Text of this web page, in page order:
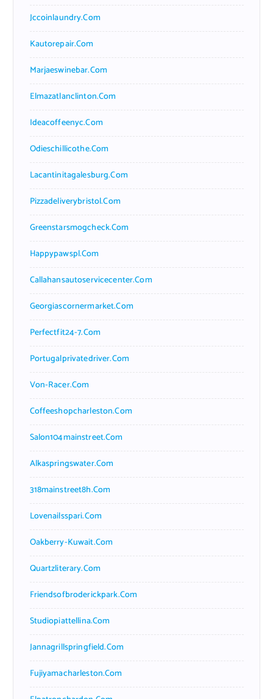
Jccoinlaundry.com
Kautorepair.com
Marjaeswinebar.com
Elmazatlanclinton.com
Ideacoffeenyc.com
Odieschillicothe.com
Lacantinitagalesburg.com
Pizzadeliverybristol.com
Greenstarsmogcheck.com
Happypawspl.com
Callahansautoservicecenter.com
Georgiascornermarket.com
Perfectfit24-7.com
Portugalprivatedriver.com
Von-Racer.com
Coffeeshopcharleston.com
Salon104mainstreet.com
Alkaspringswater.com
318mainstreet8h.com
Lovenailsspari.com
Oakberry-Kuwait.com
Quartzliterary.com
Friendsofbroderickpark.com
Studiopiattellina.com
Jannagrillspringfield.com
Fujiyamacharleston.com